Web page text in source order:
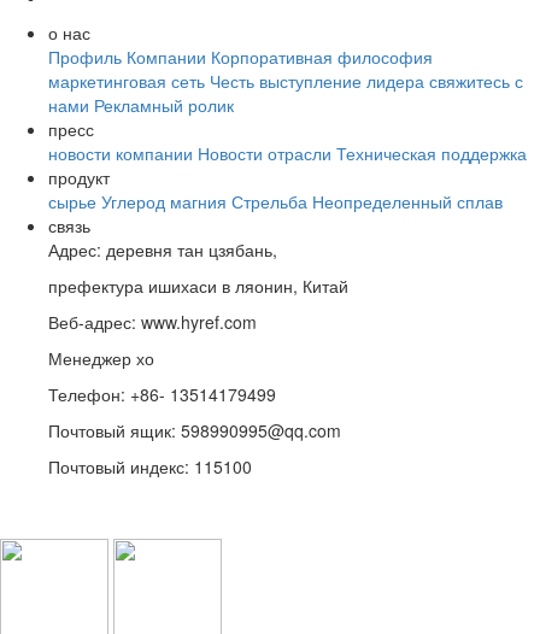
о нас
Профиль Компании Корпоративная философия
маркетинговая сеть Честь выступление лидера свяжитесь с
нами Рекламный ролик
пресс
новости компании Новости отрасли Техническая поддержка
продукт
сырье Углерод магния Стрельба Неопределенный сплав
связь
Адрес: деревня тан цзябань,
префектура ишихаси в ляонин, Китай
Веб-адрес: www.hyref.com
Менеджер хо
Телефон: +86- 13514179499
Почтовый ящик: 598990995@qq.com
Почтовый индекс: 115100